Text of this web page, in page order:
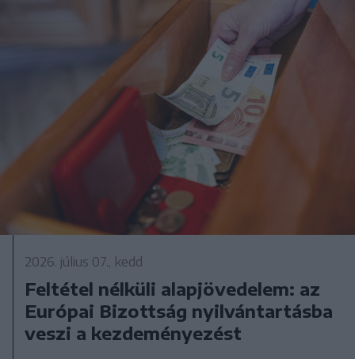
2026. július 07., kedd
Feltétel nélküli alapjövedelem: az
Európai Bizottság nyilvántartásba
veszi a kezdeményezést